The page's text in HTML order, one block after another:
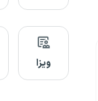
ویزا